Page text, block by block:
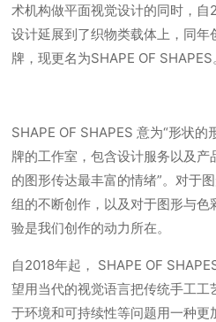
术机构做平面视觉设计的同时，
设计延展到了织物类载体上，同年
牌，现更名为SHAPE OF SHAPES
SHAPE OF SHAPES 意为“形状的
牌的工作室，包含设计服务以及产
的图形传达最丰富的情绪”。对于
组的不断创作，以及对于图形与
验是我们创作的动力所在。
自2018年起， SHAPE OF
望用当代的视觉语言把传统手工
于环境和可持续性等问题用一种